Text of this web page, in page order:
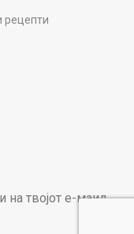
рецепти
на твојот е-маил